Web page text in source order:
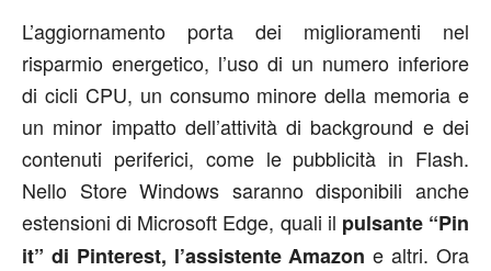
L’aggiornamento porta dei miglioramenti nel
risparmio energetico, l’uso di un numero inferiore
di cicli CPU, un consumo minore della memoria e
un minor impatto dell’attività di background e dei
contenuti periferici, come le pubblicità in Flash.
Nello Store Windows saranno disponibili anche
estensioni di Microsoft Edge, quali il pulsante “Pin
it” di Pinterest, l’assistente Amazon e altri. Ora